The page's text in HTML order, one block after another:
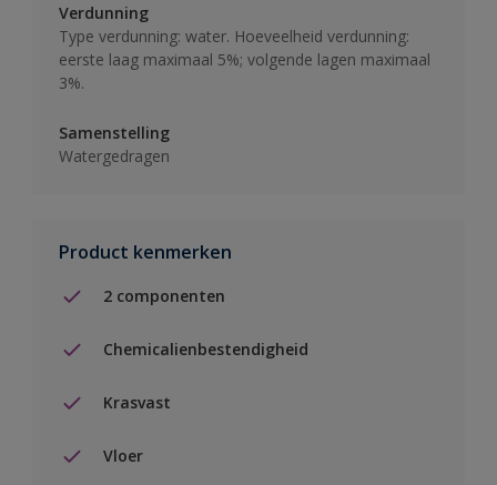
Verdunning
Type verdunning: water. Hoeveelheid verdunning:
eerste laag maximaal 5%; volgende lagen maximaal
3%.
Samenstelling
Watergedragen
Product kenmerken
2 componenten
Chemicalienbestendigheid
Krasvast
Vloer